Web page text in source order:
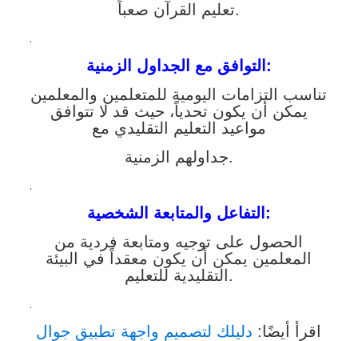
تعليم القرآن صعباً.
.
التوافق مع الجداول الزمنية:
تناسب التزامات اليومية للمتعلمين والمعلمين
يمكن أن يكون تحدياً، حيث قد لا تتوافق
مواعيد التعليم التقليدي مع
جداولهم الزمنية.
.
التفاعل والمتابعة الشخصية:
الحصول على توجيه ومتابعة فردية من
المعلمين يمكن أن يكون معقداً في البيئة
التقليدية للتعليم.
.
اقرأ أيضًا: دليلك لتصميم واجهة تطبيق جوال